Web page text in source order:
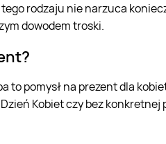
rodzaju nie narzuca
dowodem troski.
to pomysł na prezent dla
Kobiet czy bez konkretnej